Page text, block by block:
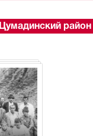
Цумадинский район